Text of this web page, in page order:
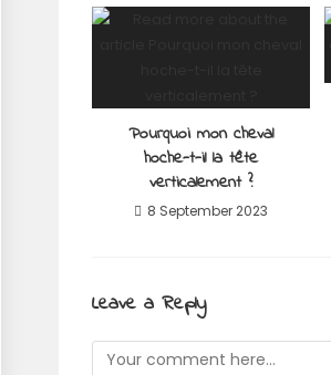
Pourquoi mon cheval
hoche-t-il la tête
verticalement ?
8 September 2023
Leave a Reply